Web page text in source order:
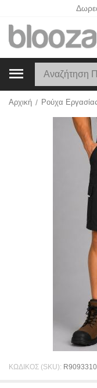
Αρχική / Ρούχα
ΚΩΔΙΚΟΣ (SKU):